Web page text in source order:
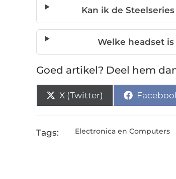
Kan ik de
Welke headset
Goed artikel? Deel hem
X (Twitter)
Tags: Electronica en Computers